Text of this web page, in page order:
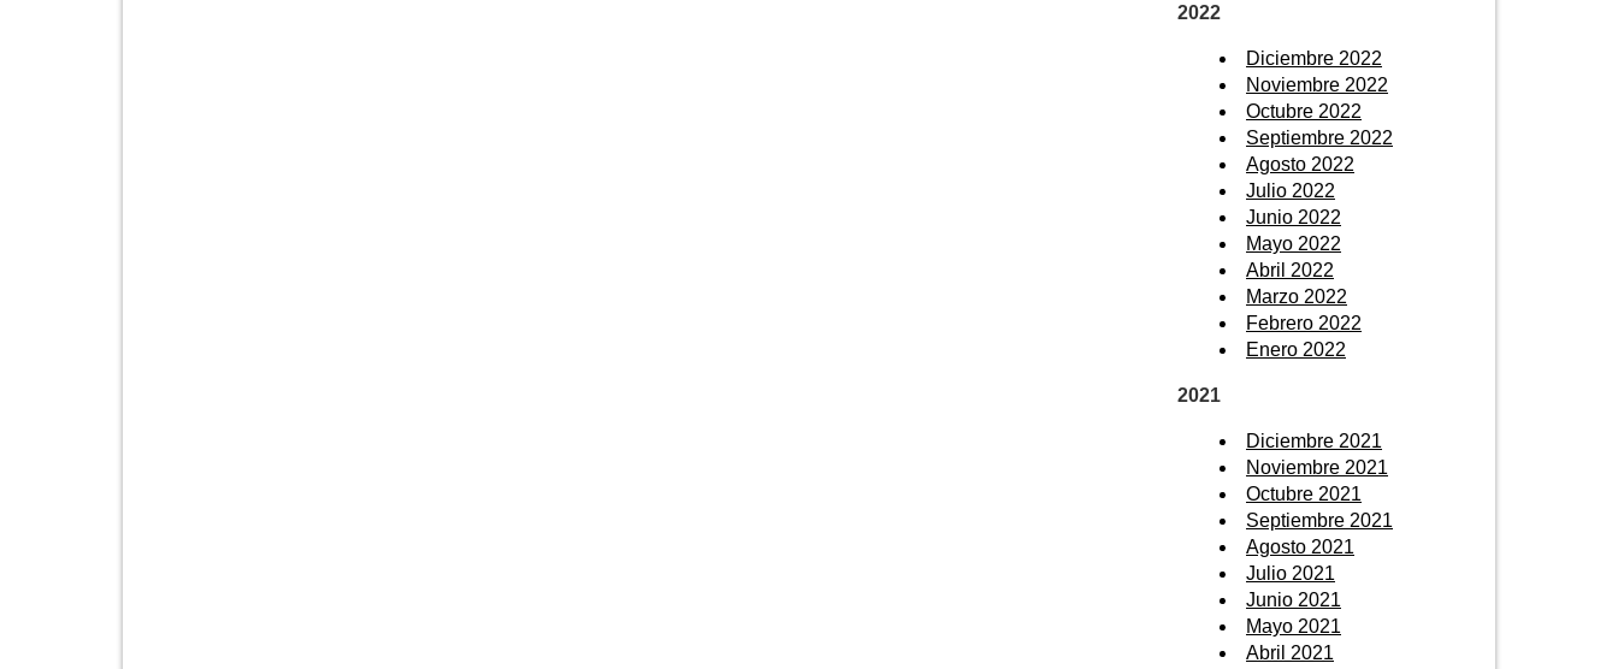
2022
Diciembre 2022
Noviembre 2022
Octubre 2022
Septiembre 2022
Agosto 2022
Julio 2022
Junio 2022
Mayo 2022
Abril 2022
Marzo 2022
Febrero 2022
Enero 2022
2021
Diciembre 2021
Noviembre 2021
Octubre 2021
Septiembre 2021
Agosto 2021
Julio 2021
Junio 2021
Mayo 2021
Abril 2021